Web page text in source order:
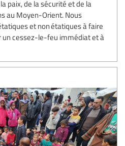
paix, de la sécurité et de la
au Moyen-Orient. Nous
et non étatiques à faire
un cessez-le-feu immédiat et à